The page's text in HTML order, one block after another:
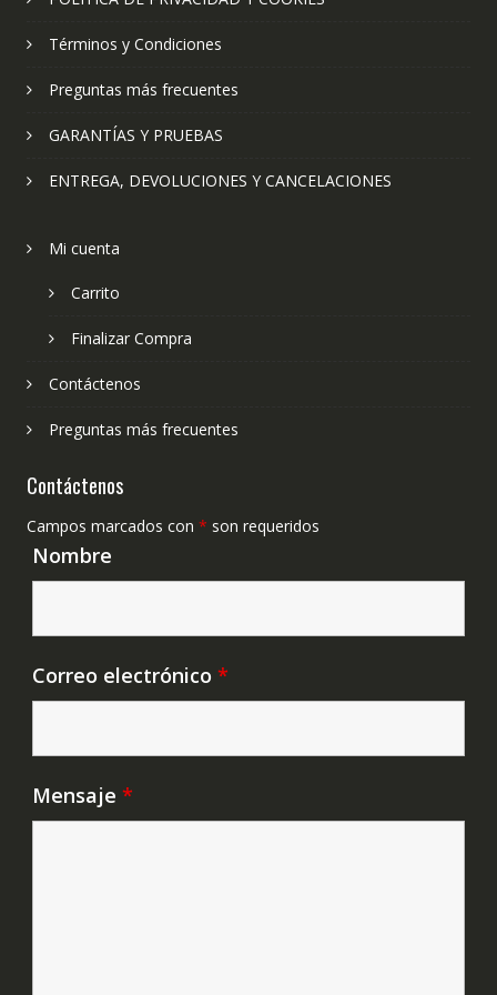
Términos y Condiciones
Preguntas más frecuentes
GARANTÍAS Y PRUEBAS
ENTREGA, DEVOLUCIONES Y CANCELACIONES
Mi cuenta
Carrito
Finalizar Compra
Contáctenos
Preguntas más frecuentes
Contáctenos
Campos marcados con * son requeridos
Nombre
Correo electrónico *
Mensaje *